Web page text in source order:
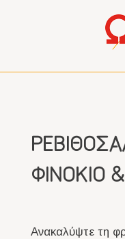
ΦΙΝΟΚΙΟ
Ανακαλύψτε τη